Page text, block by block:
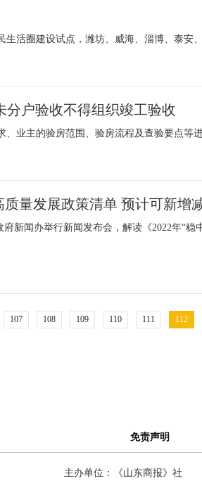
活圈建设试点，潍坊、威海、淄博、泰安、
分户验收不得组织竣工验收
、业主的验房范围、验房流程及查验要点等
质量发展政策清单 预计可新增
府新闻办举行新闻发布会，解读《2022年“稳
107 108 109 110 111 112
免责声明
主办单位：《山东商报》社